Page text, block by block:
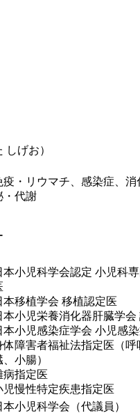
しげお）
疫・リウマチ、感染症、消
・代謝
本小児科学会認定 小児科
本移植学会 移植認定医
本小児栄養消化器肝臓学会
本小児感染症学会 小児感
体障害者福祉法指定医（呼
、小腸）
病指定医
児慢性特定疾患指定医
本小児科学会（代議員）